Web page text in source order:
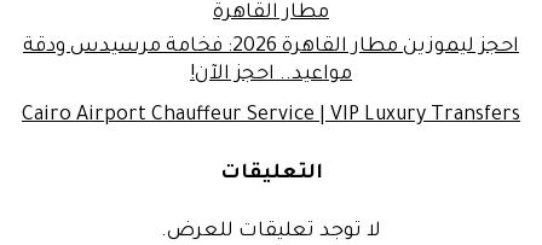
مطار القاهرة
احجز ليموزين مطار القاهرة 2026: فخامة مرسيدس ودقة
مواعيد.. احجز الآن!
Cairo Airport Chauffeur Service | VIP Luxury Transfers
التعليقات
لا توجد تعليقات للعرض.